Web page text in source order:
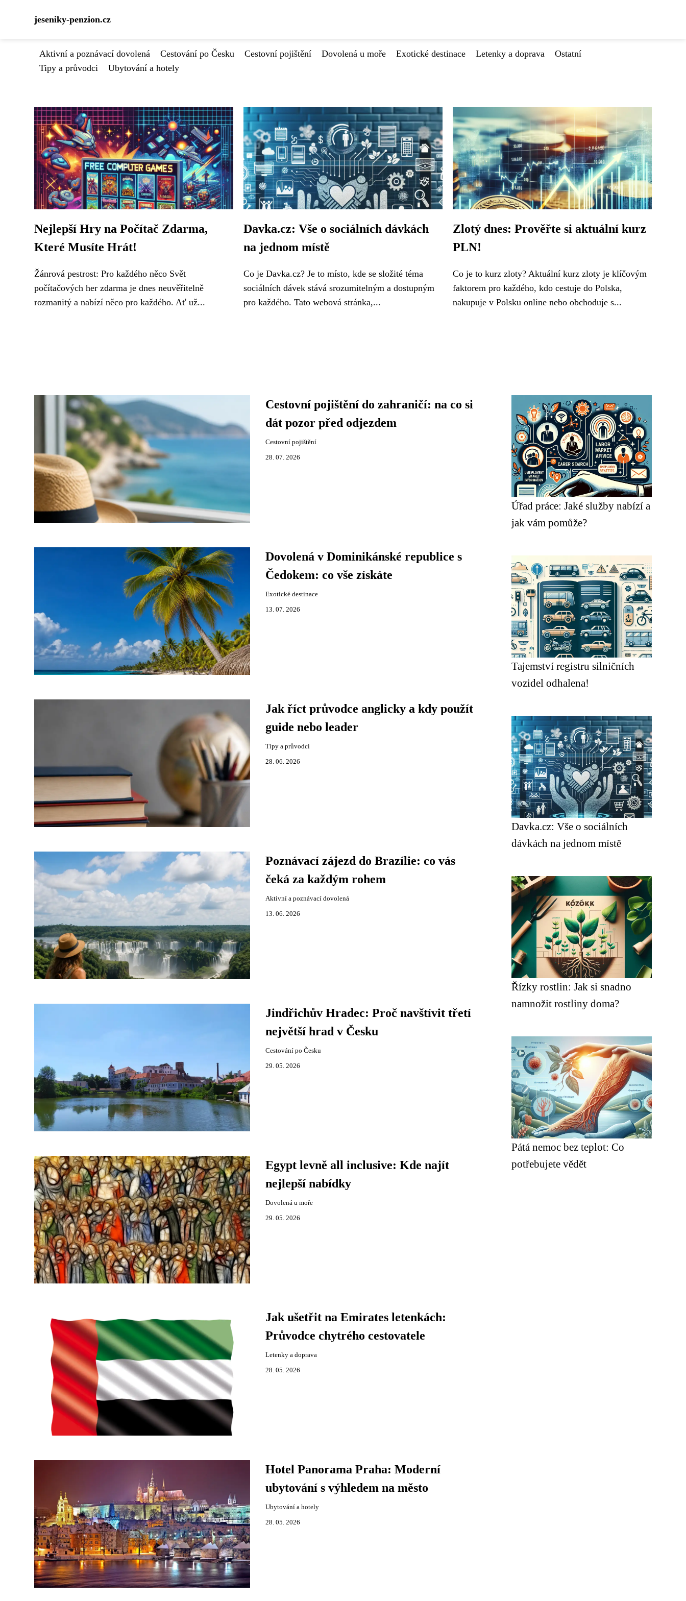
jeseniky-penzion.cz
Aktivní a poznávací dovolená Cestování po Česku Cestovní pojištění Dovolená u moře Exotické destinace Letenky a doprava
Ostatní
Tipy a průvodci
Ubytování a hotely
Nejlepší Hry na Počítač Zdarma,
Které Musíte Hrát!
Žánrová pestrost: Pro každého něco Svět
počítačových her zdarma je dnes neuvěřitelně
rozmanitý a nabízí něco pro každého. Ať už...
Davka.cz: Vše o sociálních dávkách
na jednom místě
Co je Davka.cz? Je to místo, kde se složité téma
sociálních dávek stává srozumitelným a dostupným
pro každého. Tato webová stránka,...
Zlotý dnes: Prověřte si aktuální kurz
PLN!
Co je to kurz zloty? Aktuální kurz zloty je klíčovým
faktorem pro každého, kdo cestuje do Polska,
nakupuje v Polsku online nebo obchoduje s...
Cestovní pojištění do zahraničí: na co si
dát pozor před odjezdem
Cestovní pojištění
28. 07. 2026
Dovolená v Dominikánské republice s
Čedokem: co vše získáte
Exotické destinace
13. 07. 2026
Jak říct průvodce anglicky a kdy použít
guide nebo leader
Tipy a průvodci
28. 06. 2026
Poznávací zájezd do Brazílie: co vás
čeká za každým rohem
Aktivní a poznávací dovolená
13. 06. 2026
Jindřichův Hradec: Proč navštívit třetí
největší hrad v Česku
Cestování po Česku
29. 05. 2026
Egypt levně all inclusive: Kde najít
nejlepší nabídky
Dovolená u moře
29. 05. 2026
Jak ušetřit na Emirates letenkách:
Průvodce chytrého cestovatele
Letenky a doprava
28. 05. 2026
Hotel Panorama Praha: Moderní
ubytování s výhledem na město
Ubytování a hotely
28. 05. 2026
Úřad práce: Jaké služby nabízí a
jak vám pomůže?
Tajemství registru silničních
vozidel odhalena!
Davka.cz: Vše o sociálních
dávkách na jednom místě
Řízky rostlin: Jak si snadno
namnožit rostliny doma?
Pátá nemoc bez teplot: Co
potřebujete vědět